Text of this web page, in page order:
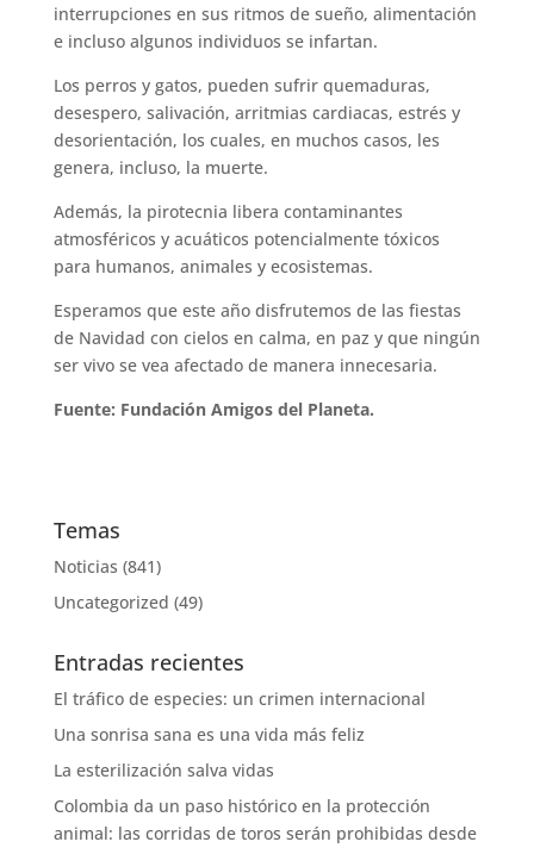
interrupciones en sus ritmos de sueño, alimentación
e incluso algunos individuos se infartan.
Los perros y gatos, pueden sufrir quemaduras,
desespero, salivación, arritmias cardiacas, estrés y
desorientación, los cuales, en muchos casos, les
genera, incluso, la muerte.
Además, la pirotecnia libera contaminantes
atmosféricos y acuáticos potencialmente tóxicos
para humanos, animales y ecosistemas.
Esperamos que este año disfrutemos de las fiestas
de Navidad con cielos en calma, en paz y que ningún
ser vivo se vea afectado de manera innecesaria.
Fuente: Fundación Amigos del Planeta.
Temas
Noticias (841)
Uncategorized (49)
Entradas recientes
El tráfico de especies: un crimen internacional
Una sonrisa sana es una vida más feliz
La esterilización salva vidas
Colombia da un paso histórico en la protección
animal: las corridas de toros serán prohibidas desde